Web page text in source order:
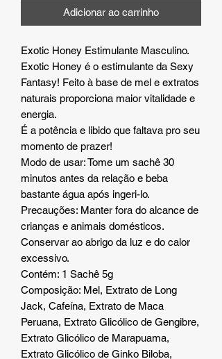
Adicionar ao carrinho
Exotic Honey Estimulante Masculino.
Exotic Honey é o estimulante da Sexy
Fantasy! Feito à base de mel e extratos
naturais proporciona maior vitalidade e
energia.
É a potência e libido que faltava pro seu
momento de prazer!
Modo de usar: Tome um sachê 30
minutos antes da relação e beba
bastante água após ingeri-lo.
Precauções: Manter fora do alcance de
crianças e animais domésticos.
Conservar ao abrigo da luz e do calor
excessivo.
Contém: 1 Sachê 5g
Composição: Mel, Extrato de Long
Jack, Cafeína, Extrato de Maca
Peruana, Extrato Glicólico de Gengibre,
Extrato Glicólico de Marapuama,
Extrato Glicólico de Ginko Biloba,